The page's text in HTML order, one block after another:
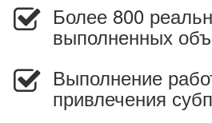
Более 800
выполненных
Выполнение
привлечения